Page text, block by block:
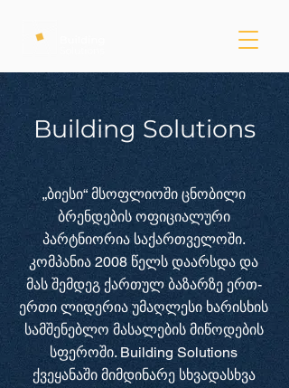
Building Solutions
„ბიესი“ მსოფლიოში ცნობილი
ბრენდების ოფიციალური
პარტნიორია საქართველოში.
კომპანია 2008 წელს დაარსდა და
მას შემდეგ ქართულ ბაზარზე ერთ-
ერთი ლიდერია უმაღლესი ხარისხის
სამშენებლო მასალების მიწოდების
სფეროში. Building Solutions
ქვეყანაში მიმდინარე სხვადასხვა